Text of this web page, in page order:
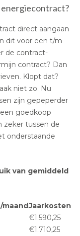
energiecontract?
direct aangaan
dit voor een t/m
de contract-
contract? Dan
Klopt dat?
niet zo. Nu
zijn gepeperder
goedkoop
zeker tussen de
onderstaande
van gemiddeld
maandJaarkosten
€1.590,25
€1.710,25